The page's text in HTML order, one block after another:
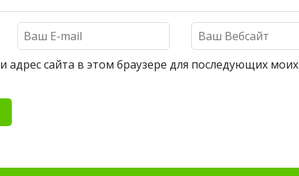
адрес сайта в этом браузере для последующих моих